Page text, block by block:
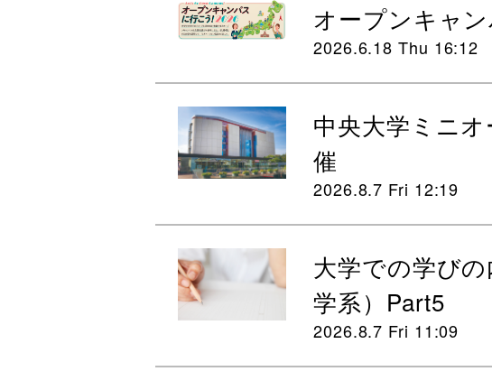
オープンキャ
2026.6.18 Thu 16:12
中央大学ミニ
催
2026.8.7 Fri 12:19
大学での学び
学系）Part5
2026.8.7 Fri 11:09